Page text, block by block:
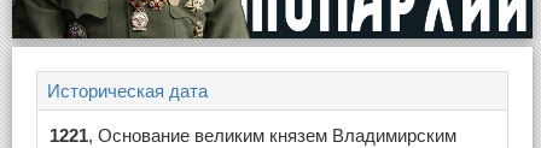
Историческая дата
1221, Основание великим князем Владимирским